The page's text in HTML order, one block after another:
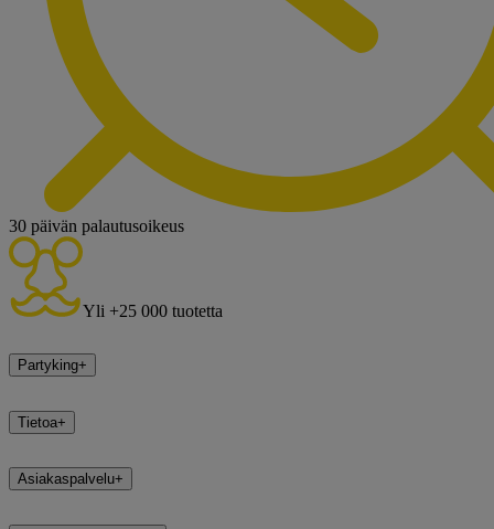
30 päivän palautusoikeus
Yli +25 000 tuotetta
Partyking+
Tietoa+
Asiakaspalvelu+